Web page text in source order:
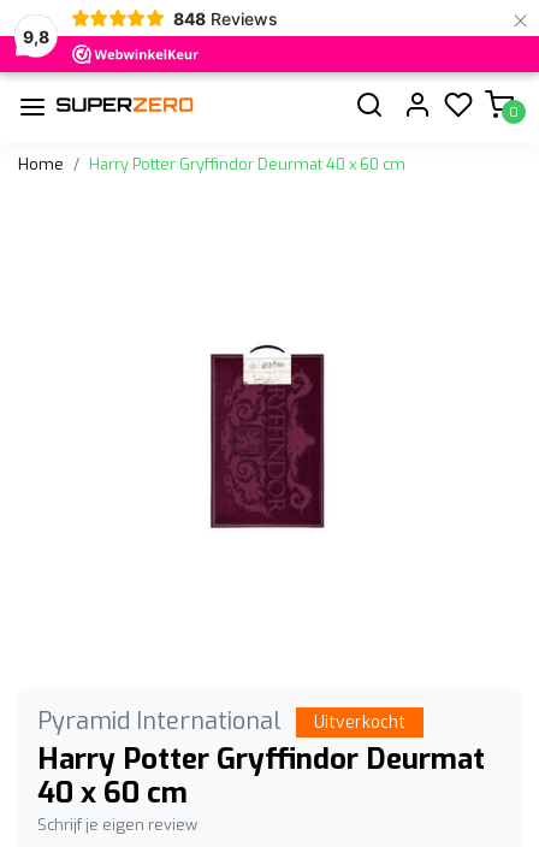
9,8
848 Reviews ×
0
Home Harry Potter Gryffindor Deurmat 40 x 60 cm
Pyramid International Uitverkocht
Harry Potter Gryffindor Deurmat
40 x 60 cm
Schrijf je eigen review